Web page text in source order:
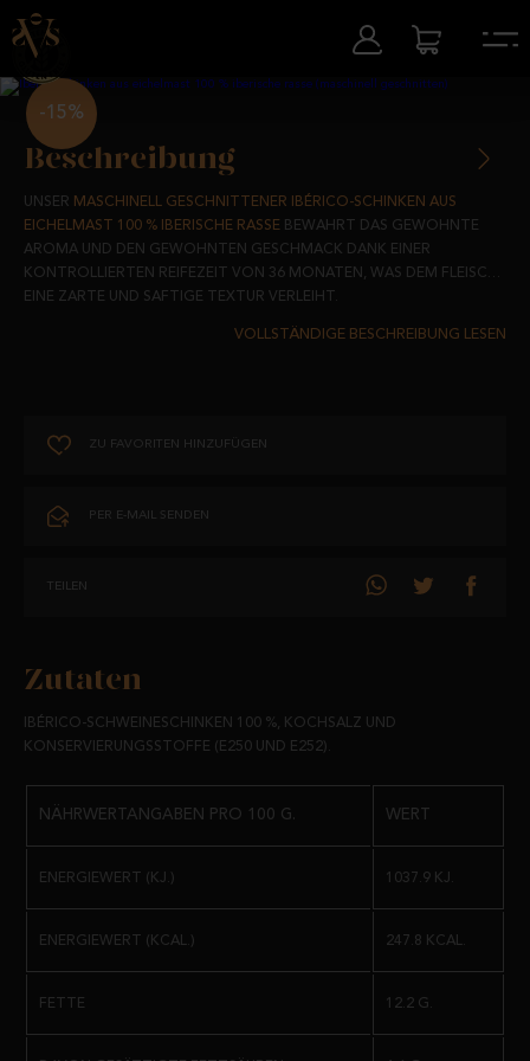
-15%
Beschreibung
UNSER MASCHINELL GESCHNITTENER
IBÉRICO-SCHINKEN AUS
EICHELMAST 100 % IBERISCHE RASSE BEWAHRT DAS GEWOHNTE
AROMA UND DEN GEWOHNTEN GESCHMACK DANK EINER
KONTROLLIERTEN REIFEZEIT VON 36 MONATEN, WAS DEM FLEISCH
EINE ZARTE UND SAFTIGE TEXTUR VERLEIHT.
VON IBERISCHEN SCHWEINEN STAMMEND, DIE AUF DEN WEIDEN
EINE PERFEKTE ERGÄNZUNG FÜR DEN ALLTAG, DIE DEN RICHTIGEN
ROUTINE ERFORDERLICH SIND.
EIN GENUSS FÜR DEN GAUMEN, DER ALLE BEGEISTERN WIRD, DIE
EINEN GUTEN SCHINKEN LIEBEN, UND DER UNS ZUDEM ZU EINER
AUFBEWAHRUNG UND HALTBARKEIT:
AN EINEM KÜHLEN UND TROCKENEN ORT AUFBEWAHREN UND VOR
DIREKTEM SONNENLICHT SCHÜTZEN.
MINDESTENS HALTBAR: 6 MONATE.
IN EINZELNEN UMSCHLÄGEN VAKUUMVERPACKT.
ZU FAVORITEN HINZUFÜGEN
PER E-MAIL SENDEN
TEILEN
Zutaten
IBÉRICO-SCHWEINESCHINKEN 100 %, KOCHSALZ UND
KONSERVIERUNGSSTOFFE (E250 UND E252).
NÄHRWERTANGABEN PRO 100 G. WERT
ENERGIEWERT (KJ.) 1037.9 KJ.
ENERGIEWERT (KCAL.) 247.8 KCAL.
FETTE 12.2 G.